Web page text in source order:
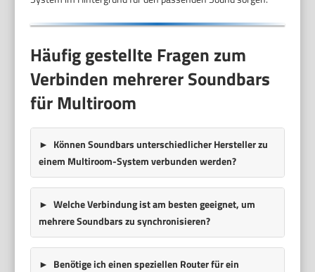
Häufig gestellte Fragen zum
Verbinden mehrerer Soundbars
für Multiroom
Können Soundbars unterschiedlicher Hersteller zu
einem Multiroom-System verbunden werden?
Welche Verbindung ist am besten geeignet, um
mehrere Soundbars zu synchronisieren?
Benötige ich einen speziellen Router für ein